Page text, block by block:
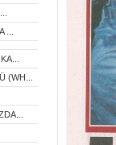
...
(WH...